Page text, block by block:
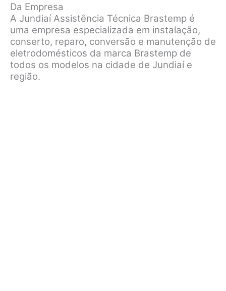
Da Empresa
A Jundiaí Assistência Técnica Brastemp é
uma empresa especializada em instalação,
conserto, reparo, conversão e manutenção de
eletrodomésticos da marca Brastemp de
todos os modelos na cidade de Jundiaí e
região.